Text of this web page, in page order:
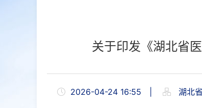
关于印发《湖北省
2026-04-24 16:55 湖北